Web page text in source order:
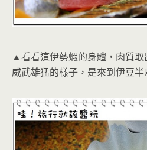
▲看看這伊勢蝦的身體，肉質
威武雄猛的樣子，是來到伊豆半